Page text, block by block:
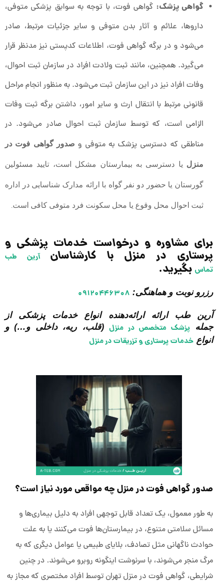
گواهی پزشک: گواهی فوت، با توجه به سوابق پزشکی متوفی،
داروها، علائم و آثار بدن متوفی و سایر جزئیات مرتبط، صادر
می‌شود و در برگه گواهی فوت، اطلاعات کدپستی نیز مدنظر قرار
می‌گیرد. همچنین، مانند ثبت ولادت افراد در سازمان ثبت احوال،
وفات افراد نیز در این سازمان ثبت می‌شود. به ‌منظور انجام مراحل
قانونی مرتبط با انتقال ارث و سایر امور، داشتن برگه ثبت وفات
الزامی است، که توسط سازمان ثبت احوال صادر می‌شود. در
مناطقی که دسترسی پزشک به متوفی و صدور گواهی فوت در
منزلیا دسترسی به بیمارستان مشکل است، تایید مسئولین
گورستان یا حضور دو نفر گواه با ارائه مدارک شناسایی در اداره
ثبت احوال محل وقوع یا محل سکونت فرد متوفی کافی است.
برای مشاوره و درخواست خدمات پزشکی و
پرستاری در منزل با کارشناسانآرین طب
تماسبگیرید.
رزرو نوبت و هماهنگی: ۰۹۱۲۰۴۴۶۳۰۸
آرین طب ارائه ارائه‌دهنده انواع خدمات پزشکی از
جمله پزشک متخصص در منزل(قلب، ریه، داخلی و…) و
انواع خدمات پرستاری و تزریقات در منزل
صدور گواهی فوت در منزل چه مواقعی مورد نیاز است؟
به‌ طور معمول، یک تعداد قابل توجهی افراد به دلیل بیماری‌ها و
مسائل سلامتی متنوع، در بیمارستان‌ها فوت می‌کنند یا به‌ علت
حوادث ناگهانی مثل تصادف، بلایای طبیعی یا عوامل دیگری که به
مرگ منجر می‌شوند، با سرنوشت اینگونه روبرو می‌شوند. در چنین
شرایطی، گواهی فوت در منزل تهران توسط افراد مختصری که مجاز به